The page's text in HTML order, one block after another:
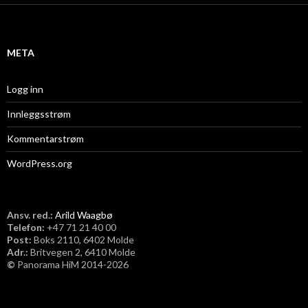
i
META
Logg inn
Innleggsstrøm
Kommentarstrøm
WordPress.org
Ansv. red.: Arild Waagbø
Telefon: ​+47 71 21 40 00
Post: Boks 2110, 6402 Molde
Adr.: Britvegen 2, 6410 Molde
© Panorama HiM 2014-2026